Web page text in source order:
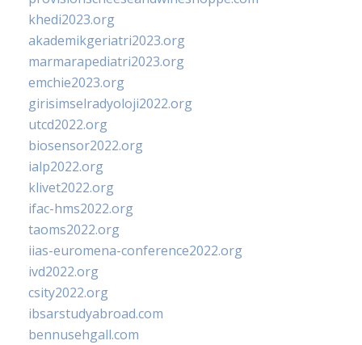
khedi2023.org
akademikgeriatri2023.org
marmarapediatri2023.org
emchie2023.org
girisimselradyoloji2022.org
utcd2022.org
biosensor2022.org
ialp2022.org
klivet2022.org
ifac-hms2022.org
taoms2022.org
iias-euromena-conference2022.org
ivd2022.org
csity2022.org
ibsarstudyabroad.com
bennusehgall.com